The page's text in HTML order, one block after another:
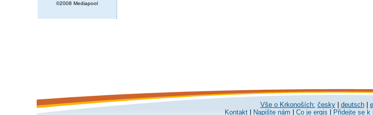
©2008 Mediapool
Vše o Krkonoších: česky| deutsch|
Kontakt
Napište nám Co je ergis Přidejte se k